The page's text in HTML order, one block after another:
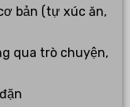
bản (tự xúc ăn,
qua trò chuyện,